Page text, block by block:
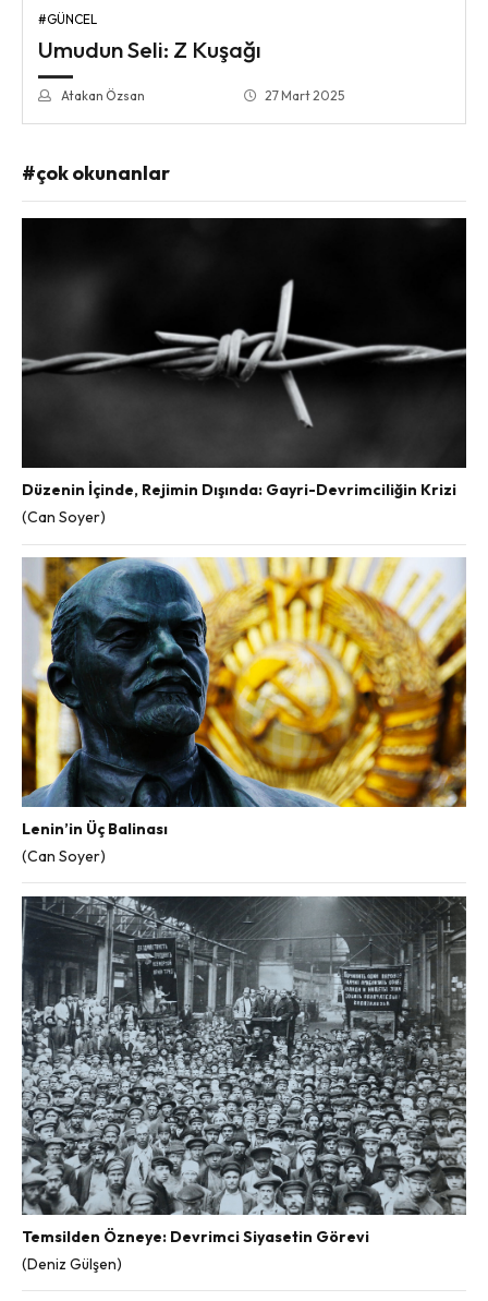
#GÜNCEL
Umudun Seli: Z Kuşağı
Atakan Özsan 27 Mart 2025
#çok okunanlar
Düzenin İçinde, Rejimin Dışında: Gayri-Devrimciliğin Krizi
(Can Soyer)
Lenin’in Üç Balinası
(Can Soyer)
Temsilden Özneye: Devrimci Siyasetin Görevi
(Deniz Gülşen)